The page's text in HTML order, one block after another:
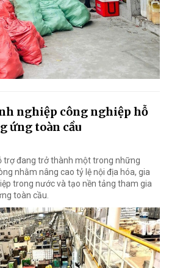
nghiệp công nghiệp hỗ
ứng toàn cầu
trợ đang trở thành một trong những
nhằm nâng cao tỷ lệ nội địa hóa, gia
trong nước và tạo nền tảng tham gia
toàn cầu.